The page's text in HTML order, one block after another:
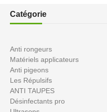
Catégorie
Anti rongeurs
Matériels applicateurs
Anti pigeons
Les Répulsifs
ANTI TAUPES
Désinfectants pro